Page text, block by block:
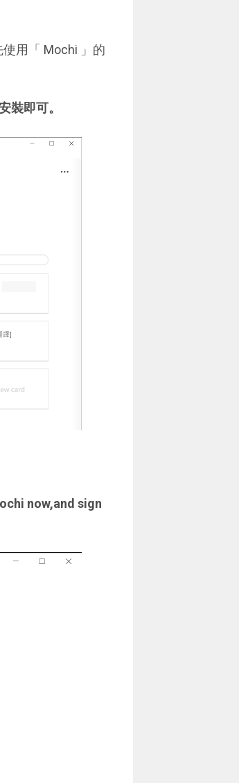
用「 Mochi 」的
裝即可。
now,and sign